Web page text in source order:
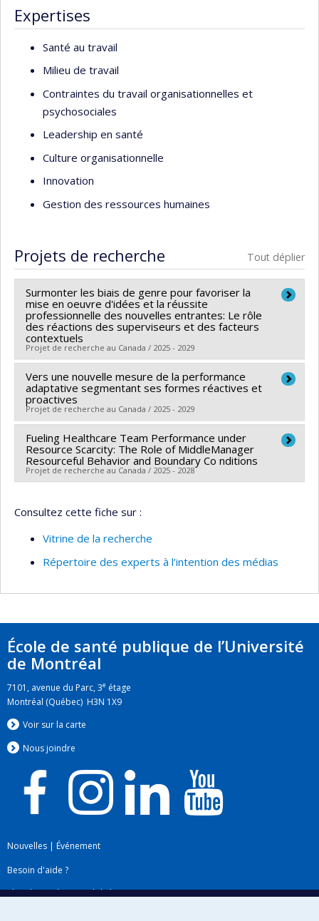
Expertises
Santé au travail
Milieu de travail
Contraintes du travail organisationnelles et
psychosociales
Leadership en santé
Culture organisationnelle
Innovation
Gestion des ressources humaines
Projets de recherche Tout déplier
Surmonter les biais de genre pour favoriser la
mise en oeuvre d'idées et la réussite
professionnelle des nouvelles entrantes: Le rôle
des réactions des superviseurs et des facteurs
contextuels
Projet de recherche au Canada / 2025 - 2029
Chercheur principal : Francesco Montani
Sources de financement :CRSH/Conseil de recherches
en sciences humaines du Canada
Programmes de subvention :
PVXXXXXX-Subvention
Savoir
Vers une nouvelle mesure de la performance
adaptative segmentant ses formes réactives et
proactives
Projet de recherche au Canada / 2025 - 2029
Chercheur principal : Jean-Sébastien Boudrias
Co-chercheurs : Kabir Daljeet,Francesco Montani
Sources de financement :CRSH/Conseil de recherches
Programmes de subvention :
Fueling Healthcare Team Performance under
Resource Scarcity: The Role of MiddleManager
Resourceful Behavior and Boundary Co nditions
Projet de recherche au Canada / 2025 - 2028
Co-chercheurs : Jean-Sébastien Boudrias
Borgès Da Silva
en sciences humaines du Canada
Consultez cette fiche sur :
Vitrine de la recherche
Répertoire des experts à l’intention des médias
École de santé publique de l’Université
de Montréal
7101, avenue du Parc, 3e étage
Montréal (Québec) H3N 1X9
Voir sur la carte
Nous joindre
Nouvelles | Événement
Besoin d'aide ?
Plan du site|Accessibilité